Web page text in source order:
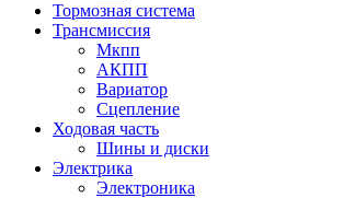
Тормозная система
Трансмиссия
Мкпп
АКПП
Вариатор
Сцепление
Ходовая часть
Шины и диски
Электрика
Электроника